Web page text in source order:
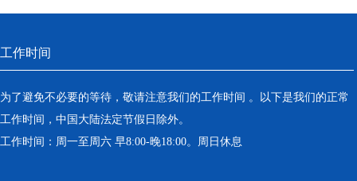
工作时间
为了避免不必要的等待，敬请注意我们的工作时间 。以下是我们的正常
工作时间，中国大陆法定节假日除外。
工作时间：周一至周六 早8:00-晚18:00。周日休息